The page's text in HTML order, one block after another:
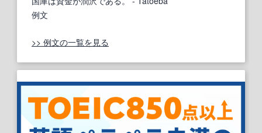
例文
>> 例文の一覧を見る